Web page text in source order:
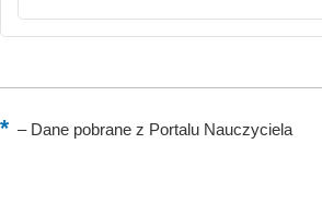
–Dane pobrane z Portalu Nauczyciela